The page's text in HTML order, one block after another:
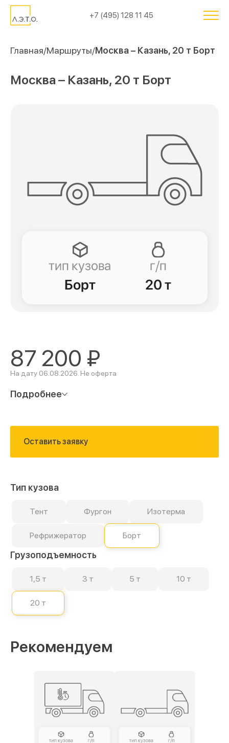
+7 (495) 128 11 45
Главная Маршруты Москва – Казань, 20 т Борт
Москва – Казань, 20 т Борт
87 200 ₽
На дату 06.08.2026. Не оферта
Подробнее
Оставить заявку
Тип кузова
Тент Фургон Изотерма
Рефрижератор Борт
Грузоподъемность
1,5 т 3 т 5 т 10 т
20 т
Рекомендуем